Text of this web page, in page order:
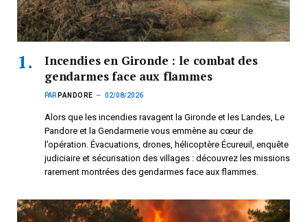
Incendies en Gironde : le combat des
gendarmes face aux flammes
PAR PANDORE 02/08/2026
Alors que les incendies ravagent la Gironde et les Landes, Le
Pandore et la Gendarmerie vous emmène au cœur de
l’opération. Évacuations, drones, hélicoptère Écureuil, enquête
judiciaire et sécurisation des villages : découvrez les missions
rarement montrées des gendarmes face aux flammes.